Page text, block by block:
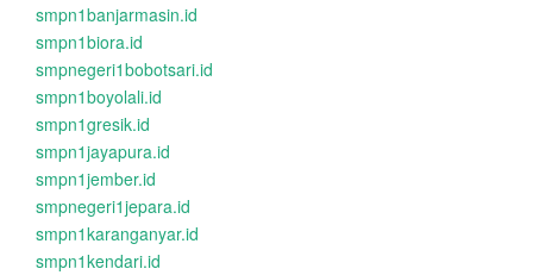
smpn1banjarmasin.id
smpn1biora.id
smpnegeri1bobotsari.id
smpn1boyolali.id
smpn1gresik.id
smpn1jayapura.id
smpn1jember.id
smpnegeri1jepara.id
smpn1karanganyar.id
smpn1kendari.id